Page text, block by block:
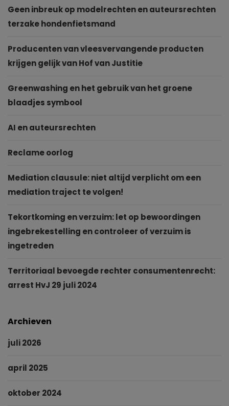
Geen inbreuk op modelrechten en auteursrechten
terzake hondenfietsmand
Producenten van vleesvervangende producten
krijgen gelijk van Hof van Justitie
Greenwashing en het gebruik van het groene
blaadjes symbool
AI en auteursrechten
Reclame oorlog
Mediation clausule: niet altijd verplicht om een
mediation traject te volgen!
Tekortkoming en verzuim: let op bewoordingen
ingebrekestelling en controleer of verzuim is
ingetreden
Territoriaal bevoegde rechter consumentenrecht:
arrest HvJ 29 juli 2024
Archieven
juli 2026
april 2025
oktober 2024